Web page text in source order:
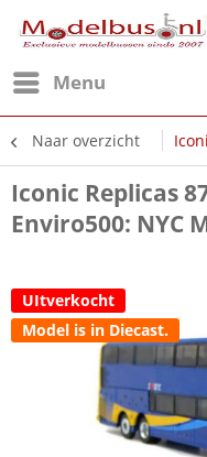
Menu
Naar overzicht
Iconic Replicas
Enviro500: NYC
UItverkocht
Model is in Diecast.